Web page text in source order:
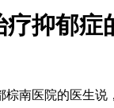
抑郁症
南医院的医生